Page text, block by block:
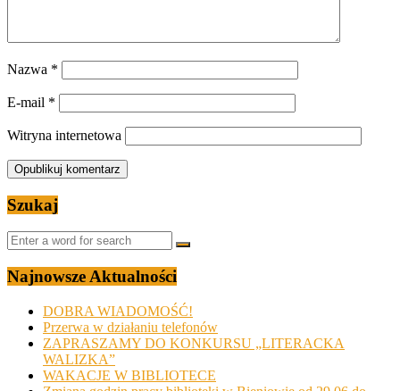
Nazwa *
E-mail *
Witryna internetowa
Szukaj
Najnowsze Aktualności
DOBRA WIADOMOŚĆ!
Przerwa w działaniu telefonów
ZAPRASZAMY DO KONKURSU „LITERACKA
WALIZKA”
WAKACJE W BIBLIOTECE